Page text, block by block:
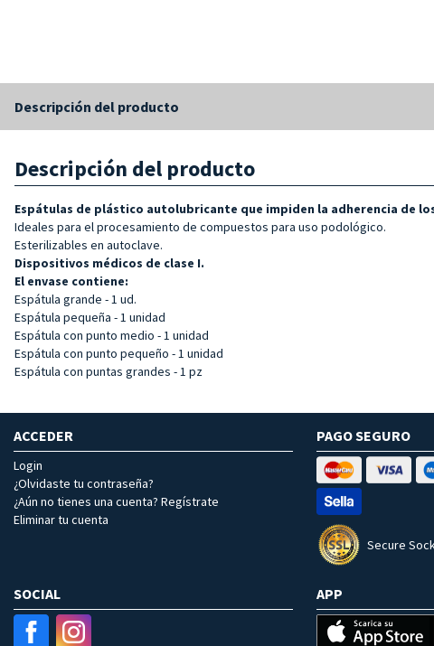
Descripción del producto
Descripción del producto
Espátulas de plástico autolubricante que impiden la adherencia de
Ideales para el procesamiento de compuestos para uso podológico.
Esterilizables en autoclave.
Dispositivos médicos de clase I.
El envase contiene:
Espátula grande - 1 ud.
Espátula pequeña - 1 unidad
Espátula con punto medio - 1 unidad
Espátula con punto pequeño - 1 unidad
Espátula con puntas grandes - 1 pz
ACCEDER
Login
¿Olvidaste tu contraseña?
¿Aún no tienes una cuenta? Regístrate
Eliminar tu cuenta
PAGO SEGURO
Secure
SOCIAL APP